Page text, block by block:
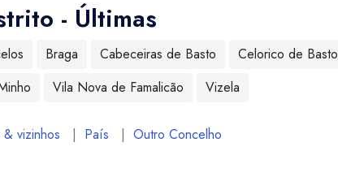
- Últimas
Braga Cabeceiras de Basto Celorico de Basto
Vila Nova de Famalicão Vizela
vizinhos | País | Outro Concelho